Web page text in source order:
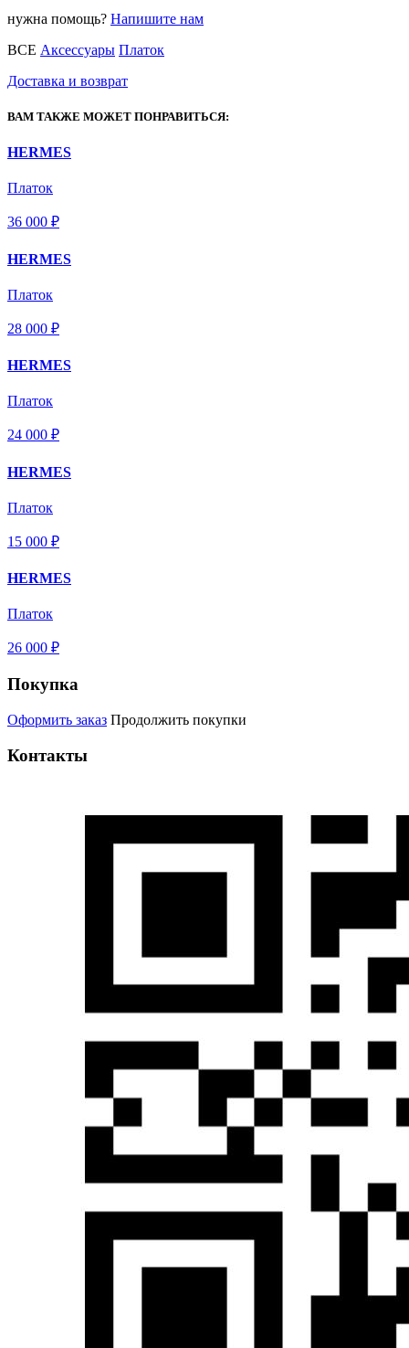
нужна помощь? Напишите нам
ВСЕ Аксессуары Платок
Доставка и возврат
ВАМ ТАКЖЕ МОЖЕТ ПОНРАВИТЬСЯ:
HERMES
Платок
36 000 ₽
HERMES
Платок
28 000 ₽
HERMES
Платок
24 000 ₽
HERMES
Платок
15 000 ₽
HERMES
Платок
26 000 ₽
Покупка
Оформить заказ Продолжить покупки
Контакты